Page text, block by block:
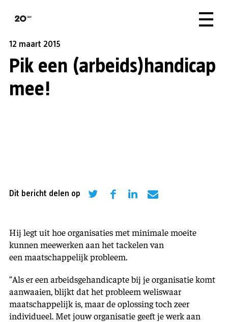
12 maart 2015
Pik een (arbeids)handicap
mee!
Dit bericht delen op
Hij legt uit hoe organisaties met minimale moeite
kunnen meewerken aan het tackelen van
een maatschappelijk probleem.
“Als er een arbeidsgehandicapte bij je organisatie komt
aanwaaien, blijkt dat het probleem weliswaar
maatschappelijk is, maar de oplossing toch zeer
individueel. Met jouw organisatie geeft je werk aan